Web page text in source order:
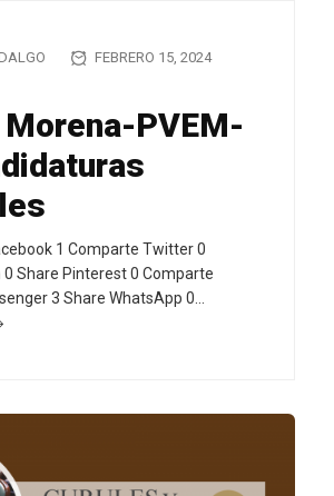
FEBRERO 15, 2024
PVEM-
1 Comparte Twitter 0
0 Share Pinterest 0 Comparte
3 Share WhatsApp 0…